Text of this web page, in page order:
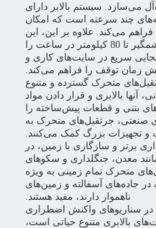
می‌سازد. سیستم بالابر دارای
چند سرعته است که امکان
می‌کند. علاوه بر این، این
جرثقیل‌ها سرعت حرکت چشمگیر تا 80 کیلومتر در ساعت را
سریع در سایت‌های کاری و
زمان توقف را فراهم می‌کند.
متحرک گسترده و متنوع
آنها بالابری و قرار دادن مواد
بتنی و قطعات پیش‌ساخته را
صنعتی، جرثقیل‌های متحرک به
و تجهیزات بزرگ کمک می‌کنند.
برتر و سازگاری با زمین، در
معدن، جنگلداری و سکوهای
متحرک تمام زمینی به ویژه
در جاده‌های آسفالته و زمین‌های
ناهموار دارند، مفید هستند.
در سناریوهای واکنش اضطراری
بالابری متنوع حیاتی است،